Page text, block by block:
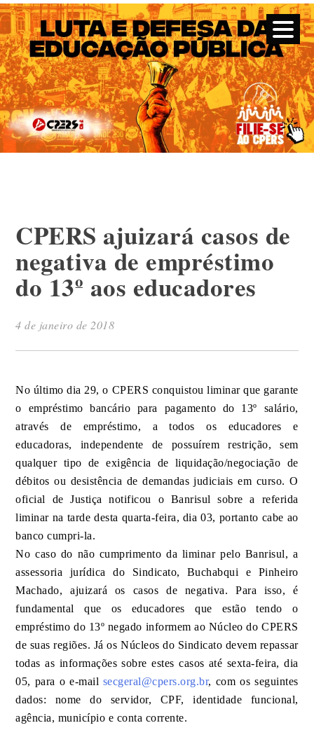
CPERS – Sindicato
CPERS – Sindicato dos Professores e Funcionários de escola
do Estado do Rio Grande do Sul
CPERS ajuizará casos de
negativa de empréstimo
do 13º aos educadores
4 de janeiro de 2018
No último dia 29, o CPERS conquistou liminar que garante
o empréstimo bancário para pagamento do 13º
salário,
através de empréstimo, a todos os educadores e
educadoras, independente de possuírem restrição, sem
qualquer tipo de exigência de liquidação/negociação de
débitos ou desistência de demandas judiciais em curso. O
oficial de Justiça notificou o Banrisul sobre a referida
liminar na tarde desta quarta-feira, dia 03, portanto cabe ao
banco cumpri-la.
No caso do não cumprimento da liminar pelo Banrisul, a
assessoria jurídica do Sindicato, Buchabqui e Pinheiro
Machado, ajuizará os casos de negativa. Para isso, é
fundamental que os educadores que estão tendo o
empréstimo do 13º negado informem ao Núcleo do CPERS
de suas regiões. Já os Núcleos do Sindicato devem repassar
todas as informações sobre estes casos até sexta-feira, dia
05, para o e-mail secgeral@cpers.org.br, com os seguintes
dados: nome do servidor, CPF, identidade funcional,
agência, município e conta corrente.